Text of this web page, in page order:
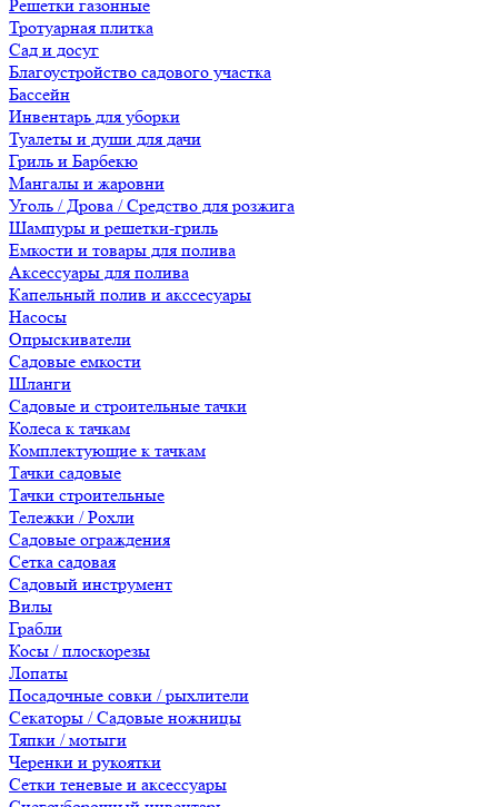
Решетки газонные
Тротуарная плитка
Сад и досуг
Благоустройство садового участка
Бассейн
Инвентарь для уборки
Туалеты и души для дачи
Гриль и Барбекю
Мангалы и жаровни
Уголь / Дрова / Средство для розжига
Шампуры и решетки-гриль
Емкости и товары для полива
Аксессуары для полива
Капельный полив и акссесуары
Насосы
Опрыскиватели
Садовые емкости
Шланги
Садовые и строительные тачки
Колеса к тачкам
Комплектующие к тачкам
Тачки садовые
Тачки строительные
Тележки / Рохли
Садовые ограждения
Сетка садовая
Садовый инструмент
Вилы
Грабли
Косы / плоскорезы
Лопаты
Посадочные совки / рыхлители
Секаторы / Садовые ножницы
Тяпки / мотыги
Черенки и рукоятки
Сетки теневые и аксессуары